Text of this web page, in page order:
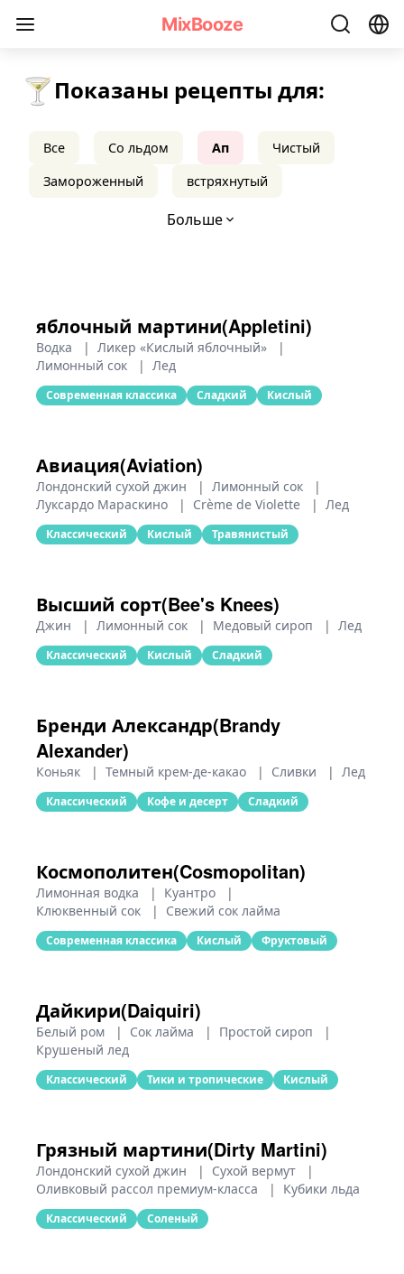
MixBooze
🍸Показаны рецепты для:
Все Со льдом Ап
Чистый
Замороженный
встряхнутый
Больше
яблочный мартини(Appletini)
Водка | Ликер «Кислый яблочный»
|
Лимонный сок
| Лед
Современная классика Сладкий Кислый
Авиация(Aviation)
Лондонский сухой джин | Лимонный сок
|
Луксардо Мараскино
| Crème de Violette | Лед
Классический Кислый Травянистый
Высший сорт(Bee's Knees)
Джин | Лимонный сок | Медовый сироп | Лед
Классический Кислый Сладкий
Бренди Александр(Brandy
Alexander)
Коньяк | Темный крем-де-какао | Сливки | Лед
Классический Кофе и десерт Сладкий
Космополитен(Cosmopolitan)
Лимонная водка | Куантро
|
Клюквенный сок
| Свежий сок лайма
Современная классика Кислый Фруктовый
Дайкири(Daiquiri)
Белый ром | Сок лайма | Простой сироп
|
Крушеный лед
Классический Тики и тропические Кислый
Грязный мартини(Dirty Martini)
Лондонский сухой джин | Сухой вермут
|
Оливковый рассол премиум-класса
| Кубики льда
Классический Соленый